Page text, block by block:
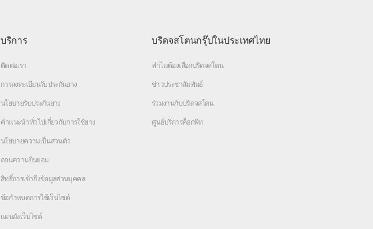
บริการ
ติดต่อเรา
การลงทะเบียนรับประกันยาง
นโยบายรับประกันยาง
คำแนะนำทั่วไปเกี่ยวกับการใช้ยาง
นโยบายความเป็นส่วนตัว
ถอนความยินยอม
สิทธิ์การเข้าถึงข้อมูลส่วนบุคคล
ข้อกำหนดการใช้เว็บไซต์
แผนผังเว็บไซต์
บริดจสโตนกรุ๊ปในประเทศไทย
ทำไมต้องเลือกบริดจสโตน
ข่าวประชาสัมพันธ์
ร่วมงานกับบริดจสโตน
ศูนย์บริการค็อกพิท